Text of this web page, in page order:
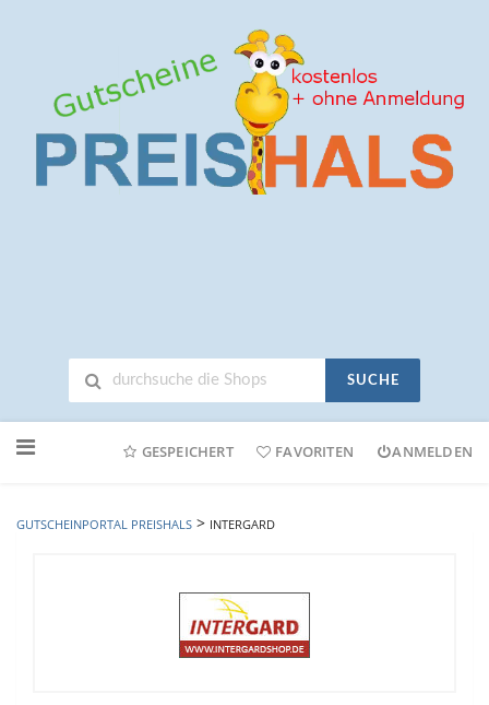
SUCHE
Online-
GESPEICHERT FAVORITEN ANMELDEN
GUTSCHEINPORTAL PREISHALS > INTERGARD